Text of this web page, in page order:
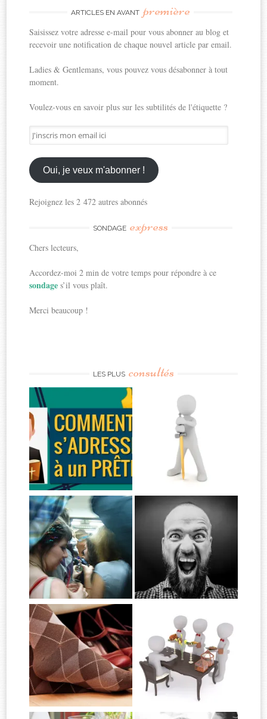
ARTICLES EN AVANT première
Saisissez votre adresse e-mail pour vous abonner au blog et
recevoir une notification de chaque nouvel article par email.
Ladies & Gentlemans, vous pouvez vous désabonner à tout
moment.
Voulez-vous en savoir plus sur les subtilités de l'étiquette ?
J'inscris
mon
email
ici
Oui, je veux m'abonner !
Rejoignez les 2 472 autres abonnés
SONDAGE express
Chers lecteurs,
Accordez-moi 2 min de votre temps pour répondre à ce
sondages’il vous plaît.
Merci beaucoup !
LES PLUS consultés